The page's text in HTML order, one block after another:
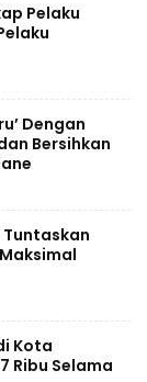
Pelaku
Dengan
Bersihkan
Tuntaskan
Kota
Ribu Selama